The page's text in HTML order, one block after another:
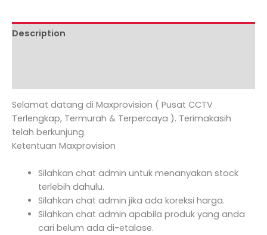
Description
Selamat datang di Maxprovision ( Pusat CCTV
Terlengkap, Termurah & Terpercaya ). Terimakasih
telah berkunjung.
Ketentuan Maxprovision
Silahkan chat admin untuk menanyakan stock
terlebih dahulu.
Silahkan chat admin jika ada koreksi harga.
Silahkan chat admin apabila produk yang anda
cari belum ada di-etalase.